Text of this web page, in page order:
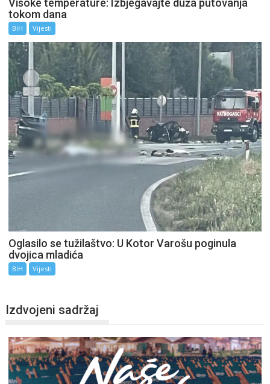
Visoke temperature: Izbjegavajte duža putovanja
tokom dana
BiH Vijesti
Oglasilo se tužilaštvo: U Kotor Varošu poginula
dvojica mladića
BiH Vijesti
Izdvojeni sadržaj